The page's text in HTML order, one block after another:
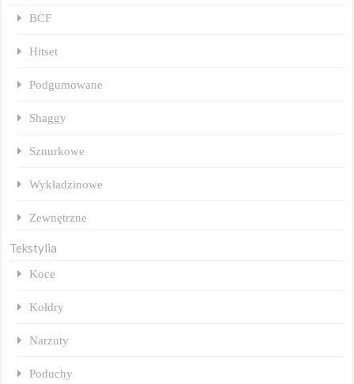
BCF
Hitset
Podgumowane
Shaggy
Sznurkowe
Wykładzinowe
Zewnętrzne
Tekstylia
Koce
Kołdry
Narzuty
Poduchy